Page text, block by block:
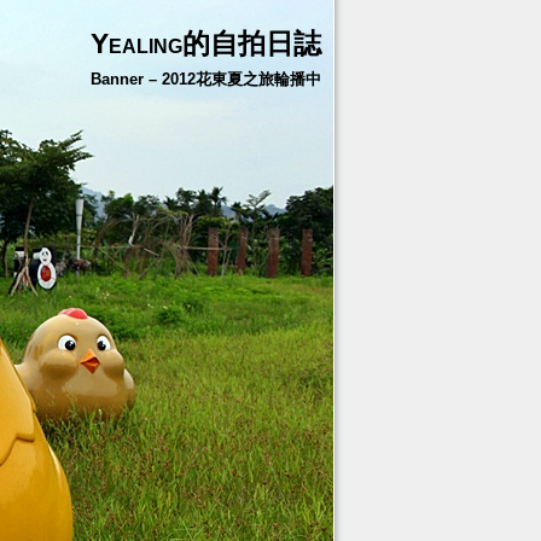
Yealing的自拍日誌
Banner – 2012花東夏之旅輪播中